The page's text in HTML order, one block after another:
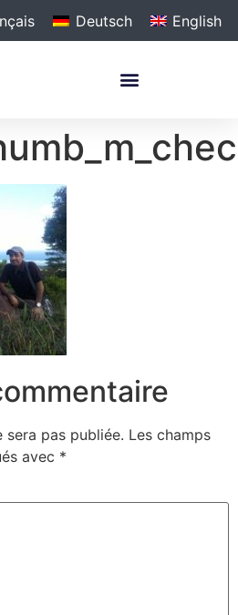
Deutsch English
sera pas publiée. Les champs
avec *